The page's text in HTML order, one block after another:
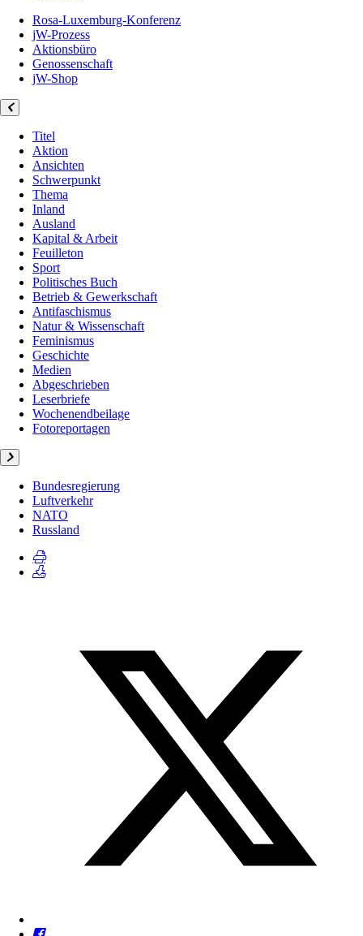
Rosa-Luxemburg-Konferenz
jW-Prozess
Aktionsbüro
Genossenschaft
jW-Shop
Titel
Aktion
Ansichten
Schwerpunkt
Thema
Inland
Ausland
Kapital & Arbeit
Feuilleton
Sport
Politisches Buch
Betrieb & Gewerkschaft
Antifaschismus
Natur & Wissenschaft
Feminismus
Geschichte
Medien
Abgeschrieben
Leserbriefe
Wochenendbeilage
Fotoreportagen
Bundesregierung
Luftverkehr
NATO
Russland